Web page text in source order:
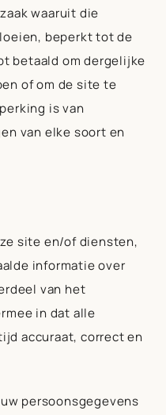
waaruit die
beperkt tot de
betaald om dergelijke
of om de site te
is van
van elke soort en
site en/of diensten,
informatie over
van het
in dat alle
accuraat, correct en
persoonsgegevens